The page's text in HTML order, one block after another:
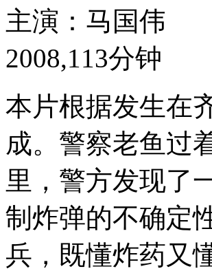
主演：马国伟
2008,113分钟
本片根据发生在
成。警察老鱼过
里，警方发现了
制炸弹的不确定
兵，既懂炸药又